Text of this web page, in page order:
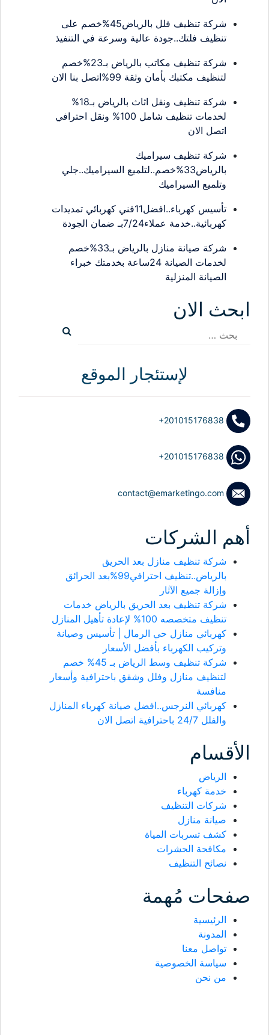
شركة تنظيف فلل بالرياض45%خصم على
تنظيف فلتك..جودة عالية وسرعة في التنفيذ
شركة تنظيف مكاتب بالرياض بـ23%خصم
لتنظيف مكتبك بأمان وثقة 99%اتصل بنا الان
شركة تنظيف ونقل اثاث بالرياض بـ18%
لخدمات تنظيف شامل 100% ونقل احترافي
اتصل الان
شركة تنظيف سيراميك
بالرياض33%خصم..لتلميع السيراميك..جلي
وتلميع السيراميك
تأسيس كهرباء..افضل11فني كهربائي تمديدات
كهربائية..خدمة عملاء7/24بـ ضمان الجودة
شركة صيانة منازل بالرياض بـ33%خصم
لخدمات الصيانة 24ساعة بخدمتك خبراء
الصيانة المنزلية
الان
لإستئجار الموقع
+201015176838
+201015176838
contact@emarketingo.com
الشركات
شركة تنظيف منازل بعد الحريق
بالرياض..تنظيف احترافي99%بعد الحرائق
وإزالة جميع الآثار
شركة تنظيف بعد الحريق بالرياض خدمات
تنظيف متخصصه 100% لإعادة تأهيل المنازل
كهربائي منازل حي الرمال | تأسيس وصيانة
وتركيب الكهرباء بأفضل الأسعار
شركة تنظيف وسط الرياض بـ 45% خصم
لتنظيف منازل وفلل وشقق باحترافية وأسعار
كهربائي النرجس..افضل صيانة كهرباء المنازل
الرياض
خدمة كهرباء
شركات التنظيف
صيانة منازل
كشف تسربات المياة
مكافحة الحشرات
نصائح التنظيف
مُهمة
الرئيسية
المدونة
تواصل معنا
سياسة الخصوصية
من نحن